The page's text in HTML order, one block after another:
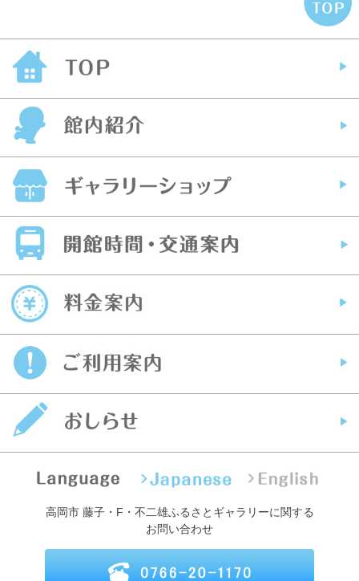
高岡市 藤子・F・不二雄ふるさとギャラリーに関する
お問い合わせ